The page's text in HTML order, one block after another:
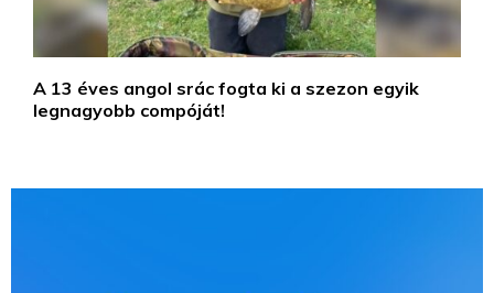
A 13 éves angol srác fogta ki a szezon egyik
legnagyobb compóját!